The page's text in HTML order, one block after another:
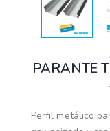
PARANTE
Perfil metálico